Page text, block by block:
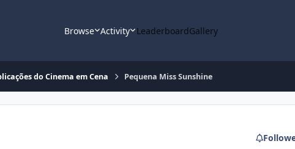
Browse Activity LeaderboardGallery
do Cinema em Cena Pequena Miss Sunshine